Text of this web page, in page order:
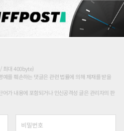
최대 400byte)
를 훼손하는 댓글은 관련 법률에 의해 제재를 받을
가 내용에 포함되거나 인신공격성 글은 관리자의 판